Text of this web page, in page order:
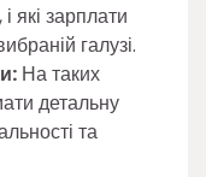
які зарплати
галузі.
На таких
детальну
та